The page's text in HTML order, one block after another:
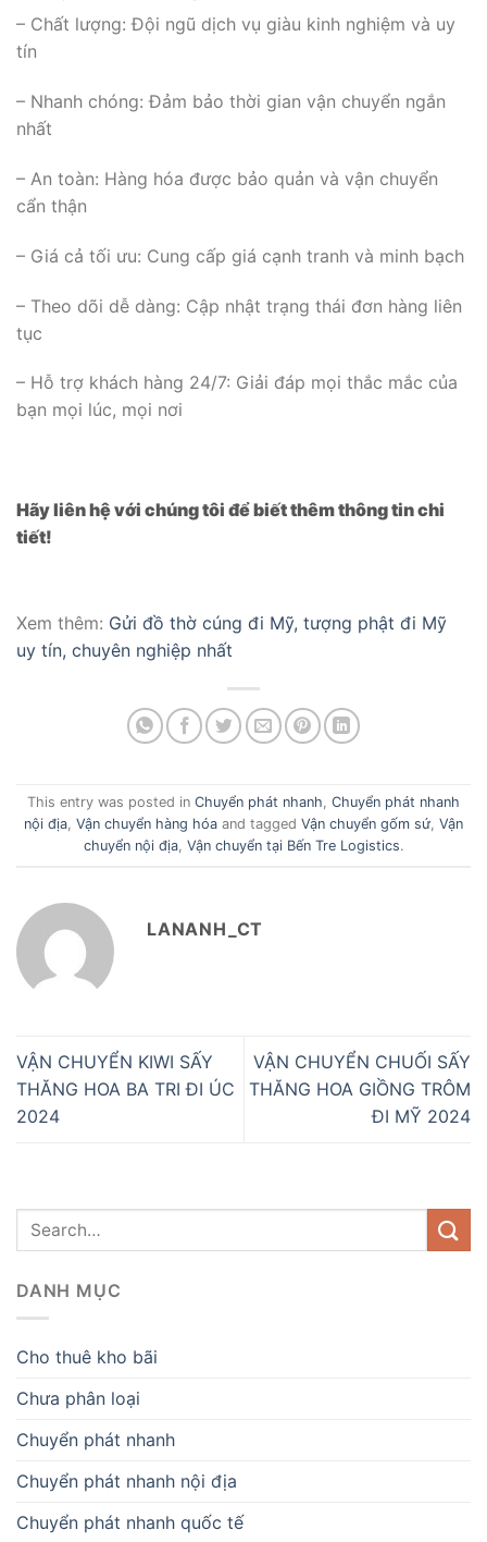
– Chất lượng: Đội ngũ dịch vụ giàu kinh nghiệm và uy
tín
– Nhanh chóng: Đảm bảo thời gian vận chuyển ngắn
nhất
– An toàn: Hàng hóa được bảo quản và vận chuyển
cẩn thận
– Giá cả tối ưu: Cung cấp giá cạnh tranh và minh bạch
– Theo dõi dễ dàng: Cập nhật trạng thái đơn hàng liên
tục
– Hỗ trợ khách hàng 24/7: Giải đáp mọi thắc mắc của
bạn mọi lúc, mọi nơi
Hãy liên hệ với chúng tôi để biết thêm thông tin chi
tiết!
Xem thêm: Gửi đồ thờ cúng đi Mỹ, tượng phật đi Mỹ
uy tín, chuyên nghiệp nhất
This entry was posted in Chuyển phát nhanh, Chuyển phát nhanh
nội địa, Vận chuyển hàng hóa and tagged Vận chuyển gốm sứ, Vận
chuyển nội địa, Vận chuyển tại Bến Tre Logistics.
LANANH_CT
VẬN CHUYỂN KIWI SẤY
THĂNG HOA BA TRI ĐI ÚC
2024
VẬN CHUYỂN CHUỐI SẤY
THĂNG HOA GIỒNG TRÔM
ĐI MỸ 2024
DANH MỤC
Cho thuê kho bãi
Chưa phân loại
Chuyển phát nhanh
Chuyển phát nhanh nội địa
Chuyển phát nhanh quốc tế